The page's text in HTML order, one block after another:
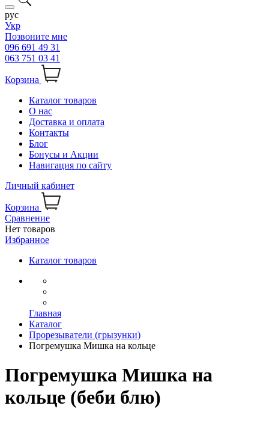
рус
Укр
Позвоните мне
096 691 49 31
063 751 03 41
Корзина
Каталог товаров
О нас
Доставка и оплата
Контакты
Блог
Бонусы и Акции
Навигация по сайту
Личный кабинет
Корзина
Сравнение
Нет товаров
Избранное
Каталог товаров
Главная
Каталог
Прорезыватели (грызунки)
Погремушка Мишка на кольце
Погремушка Мишка на
кольце (беби блю)